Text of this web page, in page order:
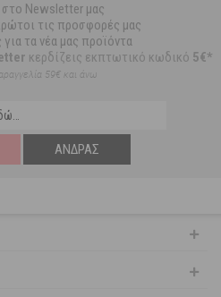
στο Newsletter μας
τις προσφορές μας
τα νέα μας προϊόντα
κερδίζεις εκπτωτικό κωδικό 5€*
59€ και άνω
ΆΝΔΡΑΣ